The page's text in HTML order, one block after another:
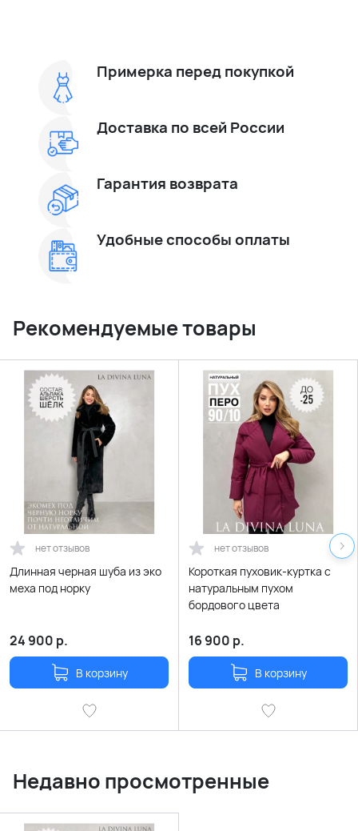
Примерка перед покупкой
Доставка по всей России
Гарантия возврата
Удобные способы оплаты
Рекомендуемые товары
нет отзывов
Длинная черная шуба из эко
меха под норку
24 900 р.
В корзину
нет отзывов
Короткая пуховик-куртка с
натуральным пухом
бордового цвета
16 900 р.
В корзину
Недавно просмотренные